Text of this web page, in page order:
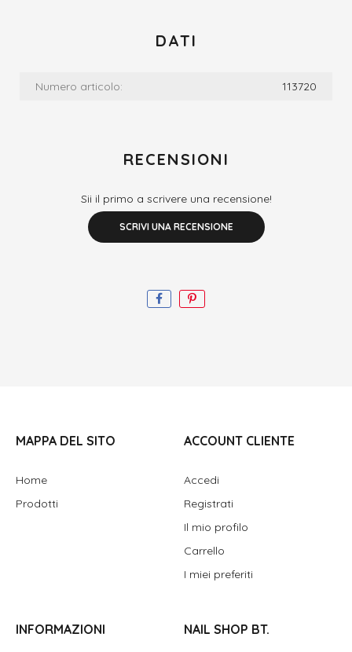
DATI
Numero articolo: 113720
RECENSIONI
Sii il primo a scrivere una recensione!
SCRIVI UNA RECENSIONE
MAPPA DEL SITO
Home
Prodotti
ACCOUNT CLIENTE
Accedi
Registrati
Il mio profilo
Carrello
I miei preferiti
INFORMAZIONI NAIL SHOP BT.